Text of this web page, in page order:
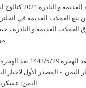
الانجليزيه
القديمه و النادره ،
من 6‏‏/6‏‏/
اليمن. - المصدر الأول
اليمن; عسكرية 4‏‏/6‏‏/1442 بعد